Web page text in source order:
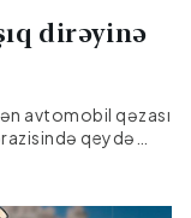
dirəyinə
avtomobil qəzası
qeydə
çıxaraq
27 yaşlı Emil
araşdırma